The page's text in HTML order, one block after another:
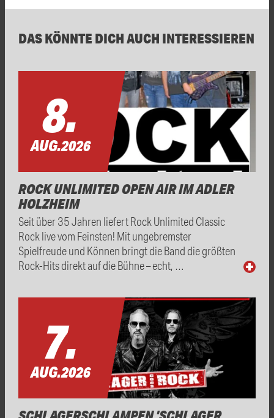
DAS KÖNNTE DICH AUCH INTERESSIEREN
8.
AUG.2026
ROCK UNLIMITED OPEN AIR IM ADLER
HOLZHEIM
Seit über 35 Jahren liefert Rock Unlimited Classic
Rock live vom Feinsten! Mit ungebremster
Spielfreude und Können bringt die Band die größten
Rock-Hits direkt auf die Bühne – echt, …
7.
AUG.2026